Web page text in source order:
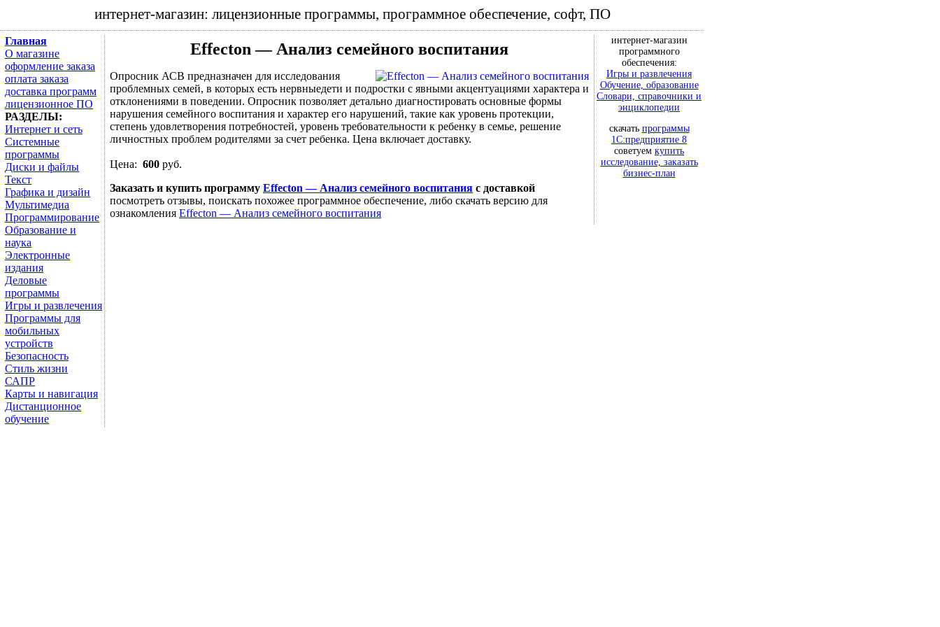
интернет-магазин: лицензионные программы, программное обеспечение, софт, ПО
Главная
О магазине
оформление заказа
оплата заказа
доставка программ
лицензионное ПО
РАЗДЕЛЫ:
Интернет и сеть
Системные
программы
Диски и файлы
Текст
Графика и дизайн
Мультимедиа
Программирование
Образование и
наука
Электронные
издания
Деловые
программы
Игры и развлечения
Программы для
мобильных
устройств
Безопасность
Стиль жизни
САПР
Карты и навигация
Дистанционное
обучение
Effecton — Анализ семейного воспитания
Опросник АСВ предназначен для исследования
проблемных семей, в которых есть нервныедети и подростки с явными акцентуациями характера и
отклонениями в поведении. Опросник позволяет детально диагностировать основные формы
нарушения семейного воспитания и характер его нарушений, такие как уровень протекции,
степень удовлетворения потребностей, уровень требовательности к ребенку в семье, решение
личностных проблем родителями за счет ребенка. Цена включает доставку.
Цена: 600 руб.
Заказать и купить программу Effecton — Анализ семейного воспитания с доставкой
посмотреть отзывы, поискать похожее программное обеспечение, либо скачать версию для
ознакомления Effecton — Анализ семейного воспитания
интернет-магазин
программного
обеспечения:
Игры и развлечения
Обучение, образование
Словари, справочники и
энциклопедии
скачать программы
1С:предприятие 8
советуем купить
исследование, заказать
бизнес-план